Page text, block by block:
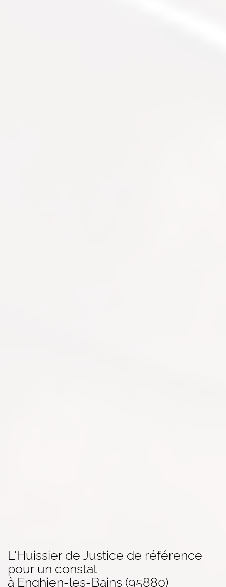
L'Huissier de Justice de référence
pour un constat
à Enghien-les-Bains (95880)